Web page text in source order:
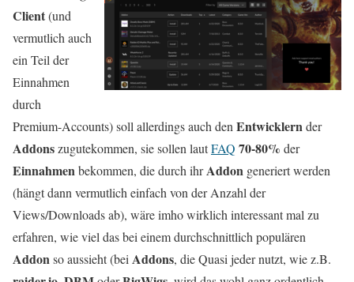
Client(und
vermutlich auch
ein Teil der
Einnahmen
durch
Premium-Accounts) soll allerdings auch den Entwicklernder
Addonszugutekommen, sie sollen lautFAQ 70-80% der
Einnahmenbekommen, die durch ihrAddon generiert werden
(hängt dann vermutlich einfach von der Anzahl der
Views/Downloads ab), wäre imho wirklich interessant mal zu
erfahren, wie viel das bei einem durchschnittlich populären
Addonso aussieht (bei Addons, die Quasi jeder nutzt, wie z.B.